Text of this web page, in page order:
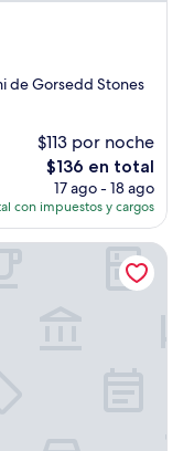
de Gorsedd Stones
$113 por noche
El
precio
actual
es
de
$136 en total
17 ago - 18 ago
con impuestos y cargos